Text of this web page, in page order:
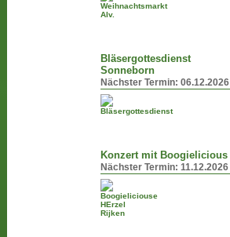
Bläsergottesdienst
Sonneborn
Nächster Termin:06.12.2026
Konzert mit Boogielicious
Nächster Termin:11.12.2026